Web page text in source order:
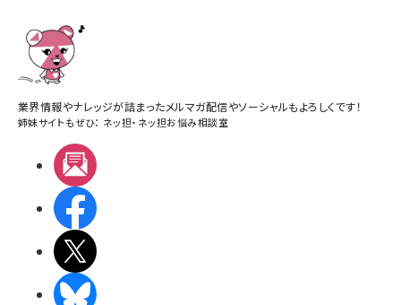
業界情報やナレッジが詰まったメルマガ配信やソーシャルもよろしくです！
姉妹サイトもぜひ： ネッ担・ ネッ担お悩み相談室